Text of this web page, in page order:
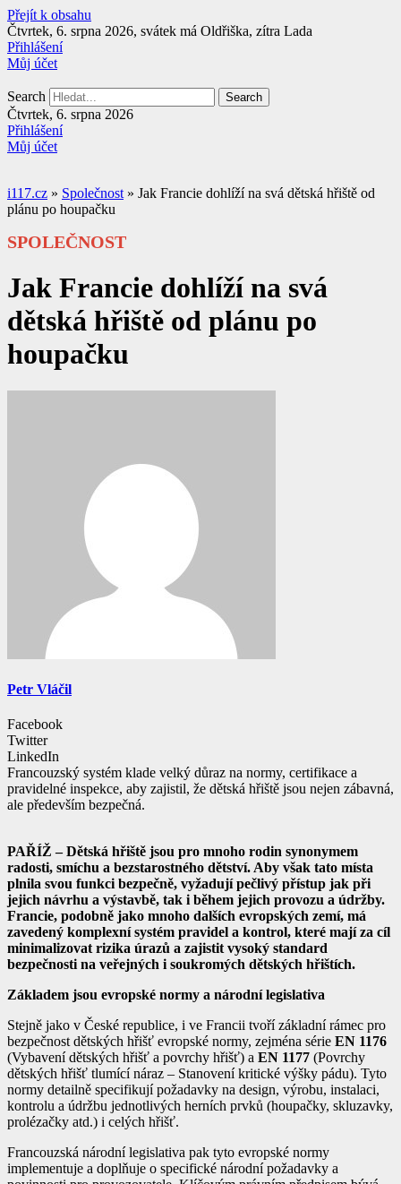
Přejít k obsahu
Čtvrtek, 6. srpna 2026, svátek má Oldřiška, zítra Lada
Přihlášení
Můj účet
Search Search
Čtvrtek, 6. srpna 2026
Přihlášení
Můj účet
i117.cz » Společnost » Jak Francie dohlíží na svá dětská hřiště od
plánu po houpačku
SPOLEČNOST
Jak Francie dohlíží na svá
dětská hřiště od plánu po
houpačku
Petr Vláčil
Facebook
Twitter
LinkedIn
Francouzský systém klade velký důraz na normy, certifikace a
pravidelné inspekce, aby zajistil, že dětská hřiště jsou nejen zábavná,
ale především bezpečná.
PAŘÍŽ – Dětská hřiště jsou pro mnoho rodin synonymem
radosti, smíchu a bezstarostného dětství. Aby však tato místa
plnila svou funkci bezpečně, vyžadují pečlivý přístup jak při
jejich návrhu a výstavbě, tak i během jejich provozu a údržby.
Francie, podobně jako mnoho dalších evropských zemí, má
zavedený komplexní systém pravidel a kontrol, které mají za cíl
minimalizovat rizika úrazů a zajistit vysoký standard
bezpečnosti na veřejných i soukromých dětských hřištích.
Základem jsou evropské normy a národní legislativa
Stejně jako v České republice, i ve Francii tvoří základní rámec pro
bezpečnost dětských hřišť evropské normy, zejména série EN 1176
(Vybavení dětských hřišť a povrchy hřišť) a EN 1177 (Povrchy
dětských hřišť tlumící náraz – Stanovení kritické výšky pádu). Tyto
normy detailně specifikují požadavky na design, výrobu, instalaci,
kontrolu a údržbu jednotlivých herních prvků (houpačky, skluzavky,
prolézačky atd.) i celých hřišť.
Francouzská národní legislativa pak tyto evropské normy
implementuje a doplňuje o specifické národní požadavky a